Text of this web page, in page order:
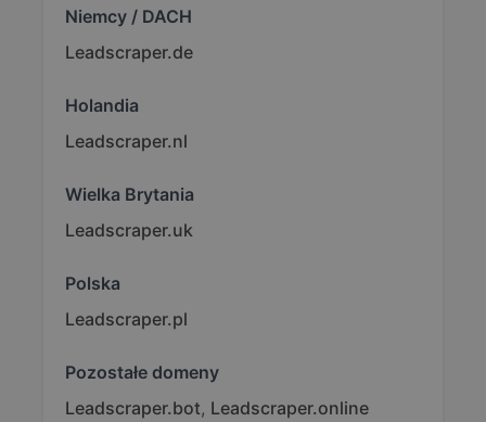
Niemcy / DACH
Leadscraper.de
Holandia
Leadscraper.nl
Wielka Brytania
Leadscraper.uk
Polska
Leadscraper.pl
Pozostałe domeny
Leadscraper.bot, Leadscraper.online